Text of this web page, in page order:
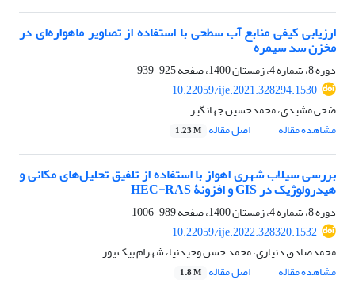
ارزیابی کیفی منابع آب سطحی با استفاده از تصاویر ماهواره‌ای در
مخزن سد سیمره
دوره 8، شماره 4، زمستان 1400، صفحه
925-939
10.22059/ije.2021.328294.1530
ضحی مشیدی، محمدحسین جهانگیر
مشاهده مقاله
اصل مقاله 1.23 M
بررسی سیلاب شهری اهواز با استفاده از تلفیق تحلیل‌های مکانی و
هیدرولوژیک در GIS و افزونۀ HEC-RAS
دوره 8، شماره 4، زمستان 1400، صفحه
989-1006
10.22059/ije.2022.328320.1532
محمدصادق دنیاری، محمد حسن وحیدنیا، شهرام بیک پور
مشاهده مقاله
اصل مقاله 1.8 M